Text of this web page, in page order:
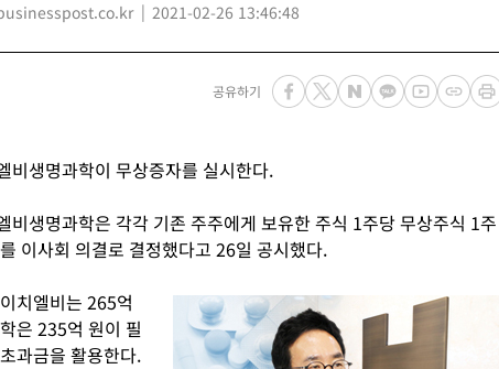
2021-02-26 13:46:48
공유하기
비생명과학이 무상증자를 실시한다.
비생명과학은 각각 기존 주주에게 보유한 주식 1주당 무상주식 1주
이사회 의결로 결정했다고 26일 공시했다.
치엘비는 265억
은 235억 원이 필
과금을 활용한다.